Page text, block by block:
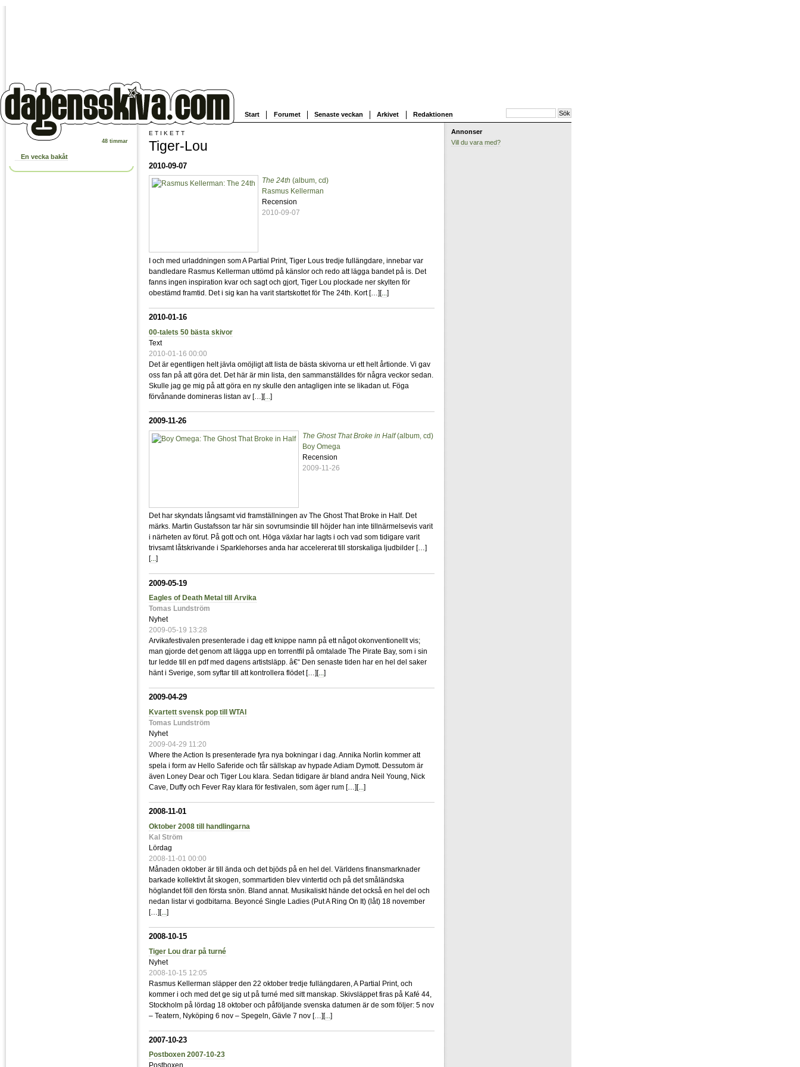
Start Forumet Senaste veckan Arkivet Redaktionen
48 timmar
En vecka bakåt
ETIKETT
Tiger-Lou
2010-09-07
The 24th (album, cd)
Rasmus Kellerman
Recension
2010-09-07
I och med urladdningen som A Partial Print, Tiger Lous tredje fullängdare, innebar var
bandledare Rasmus Kellerman uttömd på känslor och redo att lägga bandet på is. Det
fanns ingen inspiration kvar och sagt och gjort, Tiger Lou plockade ner skylten för
obestämd framtid. Det i sig kan ha varit startskottet för The 24th. Kort […][...]
2010-01-16
00-talets 50 bästa skivor
Text
2010-01-16 00:00
Det är egentligen helt jävla omöjligt att lista de bästa skivorna ur ett helt årtionde. Vi gav
oss fan på att göra det. Det här är min lista, den sammanställdes för några veckor sedan.
Skulle jag ge mig på att göra en ny skulle den antagligen inte se likadan ut. Föga
förvånande domineras listan av […][...]
2009-11-26
The Ghost That Broke in Half(album, cd)
Boy Omega
Recension
2009-11-26
0
Det har skyndats långsamt vid framställningen av The Ghost That Broke in Half. Det
märks. Martin Gustafsson tar här sin sovrumsindie till höjder han inte tillnärmelsevis varit
i närheten av förut. På gott och ont. Höga växlar har lagts i och vad som tidigare varit
trivsamt låtskrivande i Sparklehorses anda har accelererat till storskaliga ljudbilder […]
[...]
2009-05-19
Eagles of Death Metal till Arvika
Tomas Lundström
Nyhet
2009-05-19 13:28
Arvikafestivalen presenterade i dag ett knippe namn på ett något okonventionellt vis;
man gjorde det genom att lägga upp en torrentfil på omtalade The Pirate Bay, som i sin
tur ledde till en pdf med dagens artistsläpp. â€“ Den senaste tiden har en hel del saker
hänt i Sverige, som syftar till att kontrollera flödet […][...]
2009-04-29
Kvartett svensk pop till WTAI
Tomas Lundström
Nyhet
2009-04-29 11:20
Where the Action Is presenterade fyra nya bokningar i dag. Annika Norlin kommer att
spela i form av Hello Saferide och får sällskap av hypade Adiam Dymott. Dessutom är
även Loney Dear och Tiger Lou klara. Sedan tidigare är bland andra Neil Young, Nick
Cave, Duffy och Fever Ray klara för festivalen, som äger rum […][...]
2008-11-01
Oktober 2008 till handlingarna
Kal Ström
Lördag
2008-11-01 00:00
Månaden oktober är till ända och det bjöds på en hel del. Världens finansmarknader
barkade kollektivt åt skogen, sommartiden blev vintertid och på det småländska
höglandet föll den första snön. Bland annat. Musikaliskt hände det också en hel del och
nedan listar vi godbitarna. Beyoncé Single Ladies (Put A Ring On It) (låt) 18 november
[…][... ]
2008-10-15
Tiger Lou drar på turné
Nyhet
2008-10-15 12:05
Rasmus Kellerman släpper den 22 oktober tredje fullängdaren, A Partial Print, och
kommer i och med det ge sig ut på turné med sitt manskap. Skivsläppet firas på Kafé 44,
Stockholm på lördag 18 oktober och påföljande svenska datumen är de som följer: 5 nov
– Teatern, Nyköping 6 nov – Spegeln, Gävle 7 nov […][... ]
2007-10-23
Postboxen 2007-10-23
Annonser
Vill du vara med?